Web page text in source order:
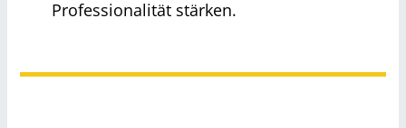
Professionalität stärken.